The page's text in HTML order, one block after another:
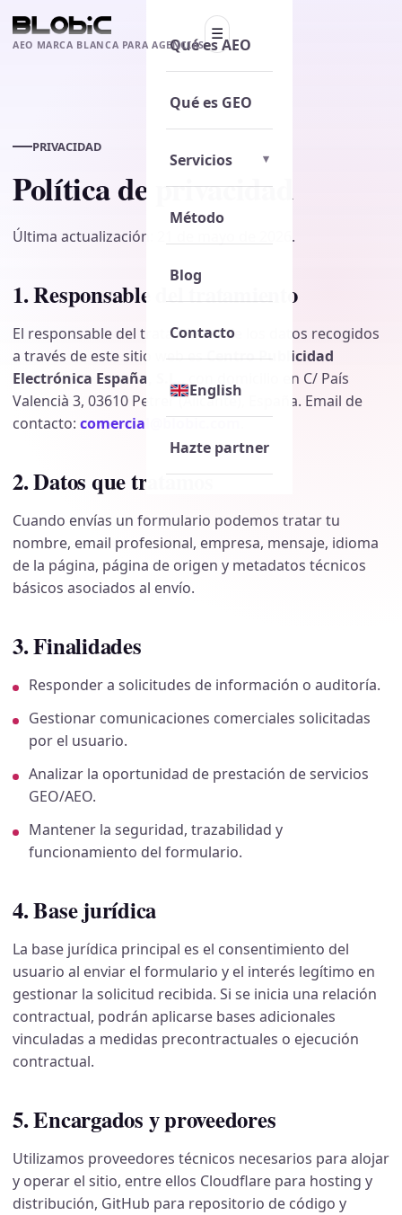
AEO MARCA BLANCA PARA AGENCIAS
☰
Qué es AEO
Qué es GEO
Servicios
Método
Blog
Contacto
English
Hazte partner
PRIVACIDAD
Política de privacidad
Última actualización: 21 de mayo de 2026.
1. Responsable del tratamiento
El responsable del tratamiento de los datos recogidos
a través de este sitio web esCentro Publicidad
Electrónica España, S.L.
, con domicilio en C/ País
Valencià 3, 03610 Petrer (Alicante), España. Email de
contacto: comercial@blobic.com.
2. Datos que tratamos
Cuando envías un formulario podemos tratar tu
nombre, email profesional, empresa, mensaje, idioma
de la página, página de origen y metadatos técnicos
básicos asociados al envío.
3. Finalidades
Responder a solicitudes de información o auditoría.
Gestionar comunicaciones comerciales solicitadas
por el usuario.
Analizar la oportunidad de prestación de servicios
GEO/AEO.
Mantener la seguridad, trazabilidad y
funcionamiento del formulario.
4. Base jurídica
La base jurídica principal es el consentimiento del
usuario al enviar el formulario y el interés legítimo en
gestionar la solicitud recibida. Si se inicia una relación
contractual, podrán aplicarse bases adicionales
vinculadas a medidas precontractuales o ejecución
contractual.
5. Encargados y proveedores
Utilizamos proveedores técnicos necesarios para alojar
y operar el sitio, entre ellos Cloudflare para hosting y
distribución, GitHub para repositorio de código y